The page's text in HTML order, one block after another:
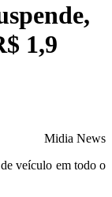
1,9
Midia News
veículo em todo o